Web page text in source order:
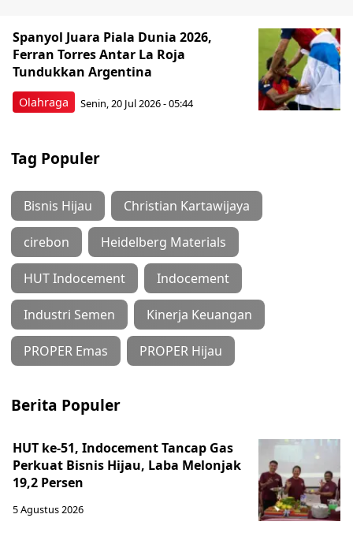
Olahraga
Spanyol Juara Piala Dunia 2026,
Ferran Torres Antar La Roja
Tundukkan Argentina
Senin, 20 Jul 2026 - 05:44
Tag Populer
Bisnis Hijau Christian Kartawijaya
cirebon Heidelberg Materials
HUT Indocement Indocement
Industri Semen Kinerja Keuangan
PROPER Emas PROPER Hijau
Berita Populer
HUT ke-51, Indocement Tancap Gas
Perkuat Bisnis Hijau, Laba Melonjak
19,2 Persen
5 Agustus 2026